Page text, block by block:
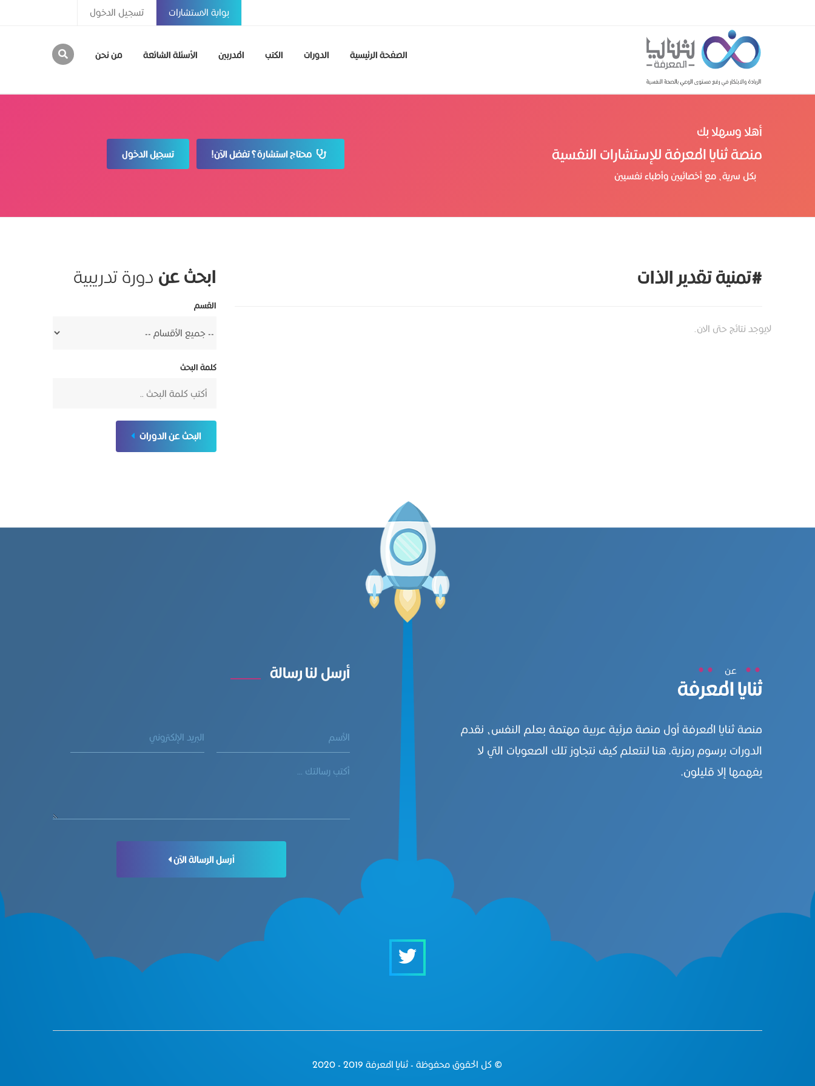
تسجيل الدخول بوابة الاستشارات
الصفحة الرئيسية الدورات الكتب المدربين الأسئلة الشائعة من نحن
أهلا وسهلا بك
منصة ثنايا المعرفة للإستشارات النفسية
بكل سرية، مع أخصائيين وأطباء نفسيين
محتاج استشارة؟ تفضل الآن! تسجيل الدخول
#تمنية تقدير الذات
لايوجد نتائج حتى الان.
ابحث عن دورة تدريبية
القسم
كلمة البحث
البحث عن الدورات
عن
ثنايا المعرفة
منصة ثنايا المعرفة أول منصة مرئية عربية مهتمة بعلم النفس، نقدم
الدورات برسوم رمزية. هنا لنتعلم كيف نتجاوز تلك الصعوبات التي لا
يفهمها إلا قليلون.
أرسل لنا رسالة
أرسل الرسالة الآن
© كل الحقوق محفوظة - ثنايا المعرفة 2019 - 2020